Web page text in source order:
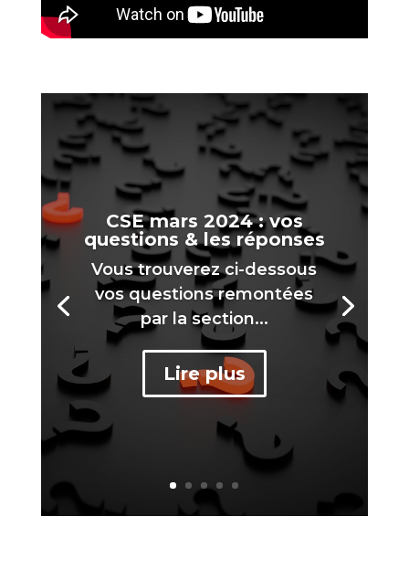
CSE mars 2024 : vos
questions & les réponses
Vous trouverez ci-dessous
vos questions remontées
par la section...
Lire plus